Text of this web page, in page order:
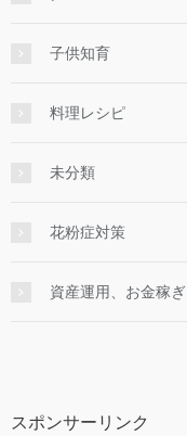
子供知育
料理レシピ
未分類
花粉症対策
資産運用、お金稼ぎ
スポンサーリンク